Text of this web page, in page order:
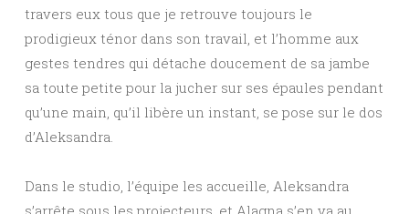
travers eux tous que je retrouve toujours le
prodigieux ténor dans son travail, et l’homme aux
gestes tendres qui détache doucement de sa jambe
sa toute petite pour la jucher sur ses épaules pendant
qu’une main, qu’il libère un instant, se pose sur le dos
d’Aleksandra.
Dans le studio, l’équipe les accueille, Aleksandra